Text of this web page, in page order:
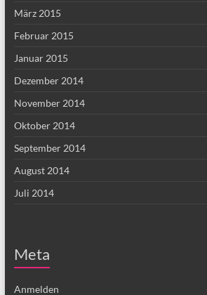
März 2015
Februar 2015
Januar 2015
Dezember 2014
November 2014
Oktober 2014
September 2014
August 2014
Juli 2014
Meta
Anmelden